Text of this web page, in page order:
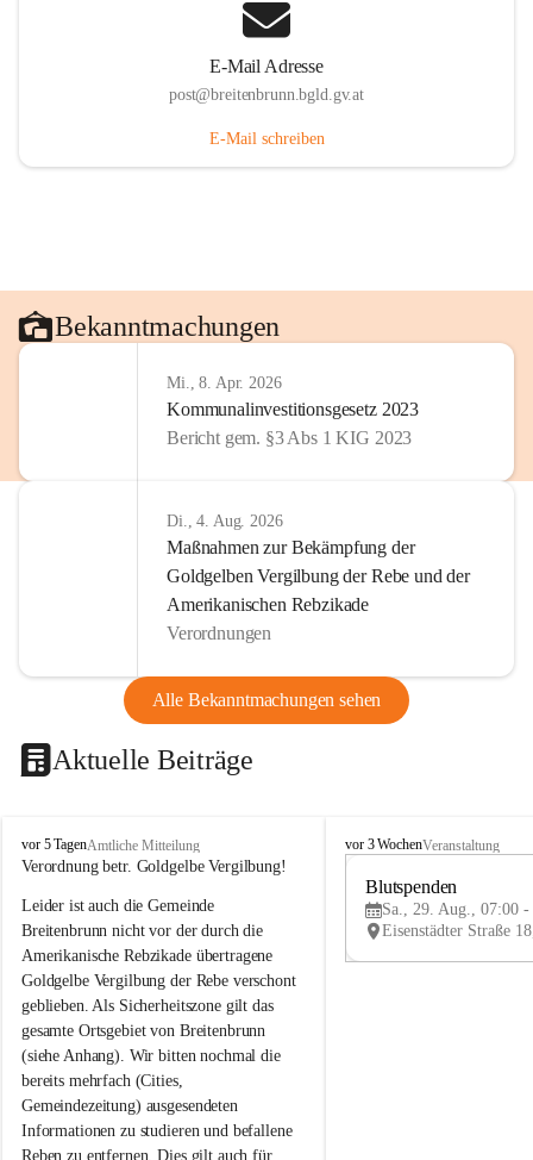
E-Mail Adresse
post@breitenbrunn.bgld.gv.at
E-Mail schreiben
Bekanntmachungen
Mi., 8. Apr. 2026
Kommunalinvestitionsgesetz 2023
Bericht gem. §3 Abs 1 KIG 2023
Di., 4. Aug. 2026
Maßnahmen zur Bekämpfung der
Goldgelben Vergilbung der Rebe und der
Amerikanischen Rebzikade
Verordnungen
Alle Bekanntmachungen sehen
Aktuelle Beiträge
B
r
i
t
e
n
b
r
u
n
n
a
m
N
vor 5 TagenAmtliche Mitteilung
Verordnung betr. Goldgelbe Vergilbung!
Leider ist auch die Gemeinde
Breitenbrunn nicht vor der durch die
Amerikanische Rebzikade übertragene
Goldgelbe Vergilbung der Rebe verschont
geblieben. Als Sicherheitszone gilt das
gesamte Ortsgebiet von Breitenbrunn
(siehe Anhang). Wir bitten nochmal die
bereits mehrfach (Cities,
Gemeindezeitung) ausgesendeten
Informationen zu studieren und befallene
Reben zu entfernen. Dies gilt auch für
B
e
vor 3 WochenVeranstaltung
Blutspenden
Sa., 29. Aug., 07:00 -